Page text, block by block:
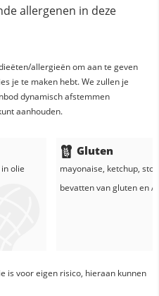
allergenen in deze
allergieën om aan te geven
je te maken hebt. We zullen je
dynamisch afstemmen
aanhouden.
olie
Gluten
mayonaise, ketchup,
bevatten van gluten en
is voor eigen risico, hieraan kunnen